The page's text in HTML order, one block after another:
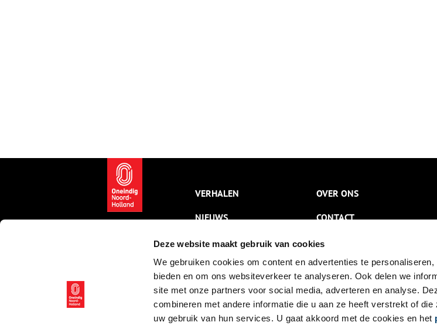
Deze website maakt gebruik van cookies
We gebruiken cookies om content en advertenties te
bieden en om ons websiteverkeer te analyseren. Ook delen we
site met onze partners voor social media, adverteren en analyse.
combineren met andere informatie die u aan ze heeft verstrekt of
uw gebruik van hun services. U gaat akkoord met de cookies en het
VERHALEN
NIEUWS
KALENDER
THEMA’S
ACTIVITEITEN
VIDEO’S
OVER ONS
CONTACT
NIEUWSBRIEF
DISCLAIMER
PRIVACY
TOEGANKELIJKHEID